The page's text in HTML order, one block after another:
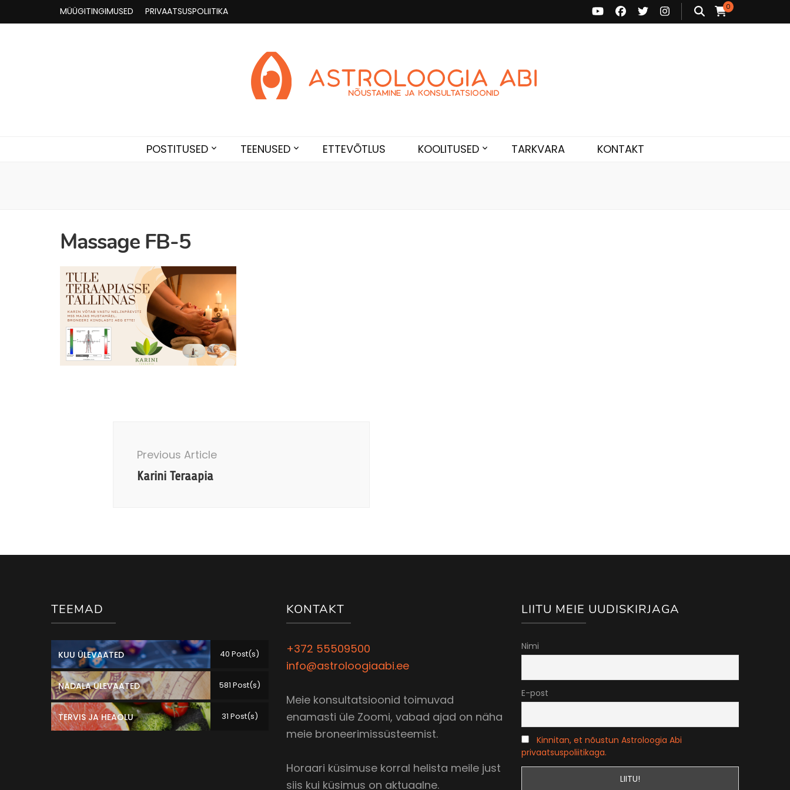
MÜÜGITINGIMUSED PRIVAATSUSPOLIITIKA 0
POSTITUSED TEENUSED ETTEVÕTLUS KOOLITUSED TARKVARA KONTAKT
Massage FB-5
Navigation
Previous Article
Karini Teraapia
TEEMAD
KUU ÜLEVAATED 40 Post(s)
NÄDALA ÜLEVAATED 581 Post(s)
TERVIS JA HEAOLU 31 Post(s)
KONTAKT
+372 55509500
info@astroloogiaabi.ee
Meie konsultatsioonid toimuvad
enamasti üle Zoomi, vabad ajad on näha
meie broneerimissüsteemist.
Horaari küsimuse korral helista meile just
siis kui küsimus on aktuaalne.
LIITU MEIE UUDISKIRJAGA
Nimi
E-post
Kinnitan, et nõustun Astroloogia Abi
privaatsuspoliitikaga.